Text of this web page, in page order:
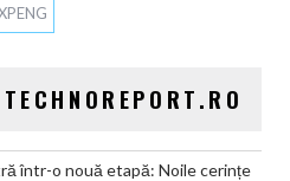
într-o nouă etapă: Noile cerințe